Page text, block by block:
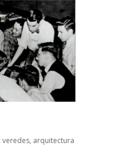
veredes, arquitectura